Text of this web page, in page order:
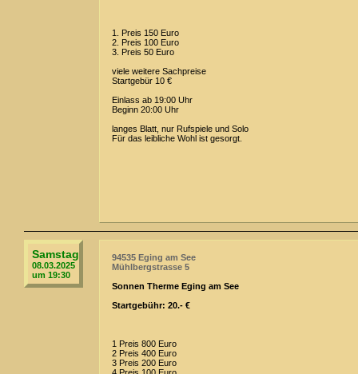
1. Preis 150 Euro
2. Preis 100 Euro
3. Preis 50 Euro
viele weitere Sachpreise
Startgebür 10 €
Einlass ab 19:00 Uhr
Beginn 20:00 Uhr
langes Blatt, nur Rufspiele und Solo
Für das leibliche Wohl ist gesorgt.
Samstag
08.03.2025
um 19:30
94535 Eging am See
Mühlbergstrasse 5
Sonnen Therme Eging am See
Startgebühr: 20.- €
1 Preis 800 Euro
2 Preis 400 Euro
3 Preis 200 Euro